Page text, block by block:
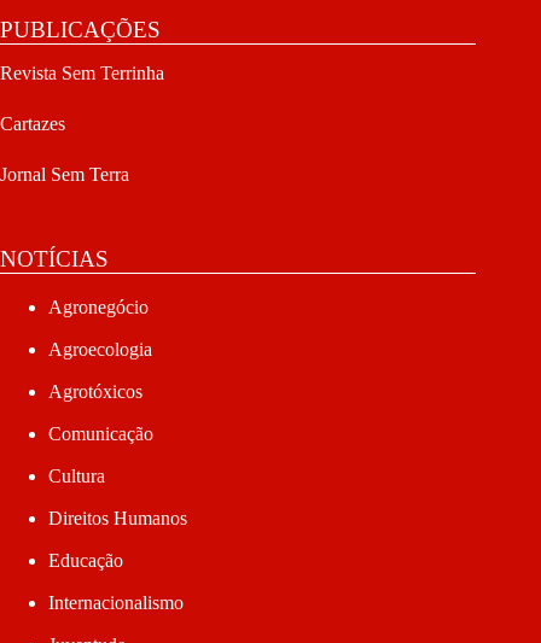
PUBLICAÇÕES
Revista Sem Terrinha
Cartazes
Jornal Sem Terra
NOTÍCIAS
Agronegócio
Agroecologia
Agrotóxicos
Comunicação
Cultura
Direitos Humanos
Educação
Internacionalismo